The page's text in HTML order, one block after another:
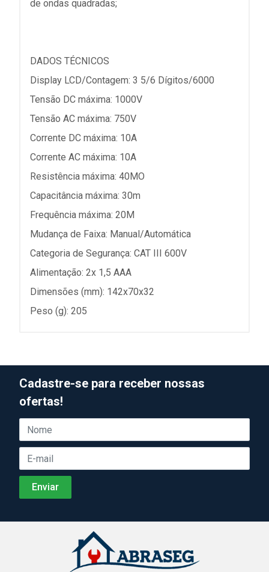
de ondas quadradas;
DADOS TÉCNICOS
Display LCD/Contagem: 3 5/6 Dígitos/6000
Tensão DC máxima: 1000V
Tensão AC máxima: 750V
Corrente DC máxima: 10A
Corrente AC máxima: 10A
Resistência máxima: 40MO
Capacitância máxima: 30m
Frequência máxima: 20M
Mudança de Faixa: Manual/Automática
Categoria de Segurança: CAT III 600V
Alimentação: 2x 1,5 AAA
Dimensões (mm): 142x70x32
Peso (g): 205
Cadastre-se para receber nossas
ofertas!